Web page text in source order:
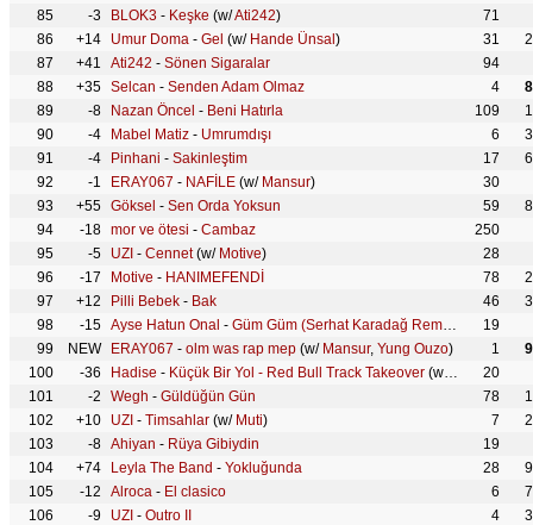
85
-3 BLOK3 - Keşke (w/Ati242)
71
86
+14 Umur Doma - Gel (w/ Hande Ünsal ) 31
87
+41 Ati242 - Sönen Sigaralar
94
88
+35 Selcan - Senden Adam Olmaz 4
89
-8 Nazan Öncel - Beni Hatırla 109
90
-4 Mabel Matiz - Umrumdışı 6
91
-4 Pinhani - Sakinleştim 17
92
-1 ERAY067 - NAFİLE (w/ Mansur)
30
93
+55 Göksel - Sen Orda Yoksun 59
94
-18 mor ve ötesi - Cambaz
250
95
-5 UZI - Cennet(w/ Motive)
28
96
-17 Motive - HANIMEFENDİ 78
97
+12 Pilli Bebek - Bak 46
98
-15 Ayse Hatun Onal - Güm Güm (Serhat Karadağ Remix) Onurr
19
99
NEW ERAY067 - olm was rap mep (w/ Mansur, Yung Ouzo) 1
100
-36 Hadise - Küçük Bir Yol - Red Bull Track Takeover (w/ Motive)
20
101
-2 Wegh - Güldüğün Gün 78
102
+10 UZI - Timsahlar (w/ Muti) 7
103
-8 Ahiyan - Rüya Gibiydin
19
104
+74 Leyla The Band - Yokluğunda 28
105
-12 Alroca - El clasico 6
106
-9 UZI - Outro II 4